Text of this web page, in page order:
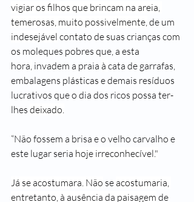
vigiar os filhos que brincam na areia,
temerosas, muito possivelmente, de um
indesejável contato de suas crianças com
os moleques pobres que, a esta
hora, invadem a praia à cata de garrafas,
embalagens plásticas e demais re­síduos
lucrativos que o dia dos ricos possa ter-
lhes deixado.
“Não fossem a brisa e o velho carvalho e
este lugar seria hoje irreconhecível."
Já se acostumara. Não se acostumaria,
entretanto, à ausência da paisagem de